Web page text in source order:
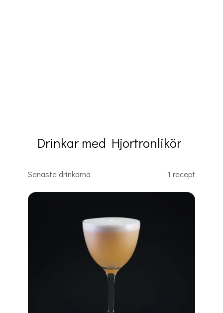
Drinkar med Hjortronlikör
Senaste drinkarna 1 recept